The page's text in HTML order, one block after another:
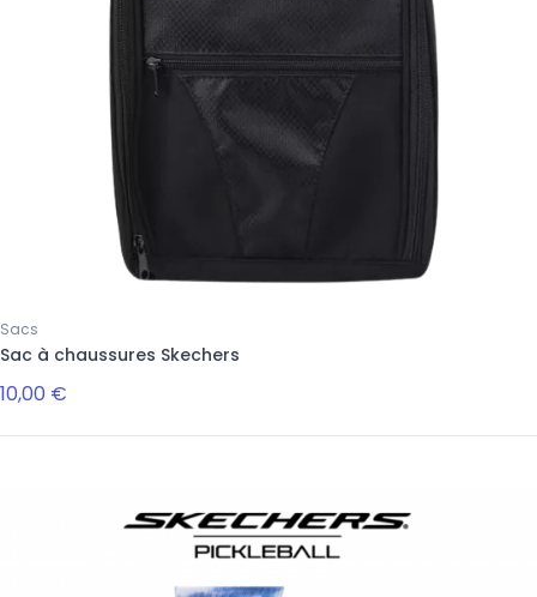
Sacs
Sac à chaussures Skechers
10,00 €